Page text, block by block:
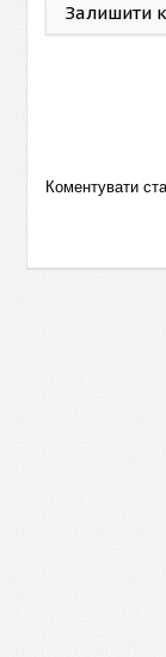
Залишити
Коментувати